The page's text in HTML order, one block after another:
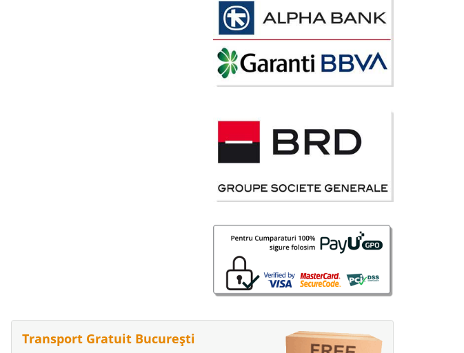
Transport Gratuit București